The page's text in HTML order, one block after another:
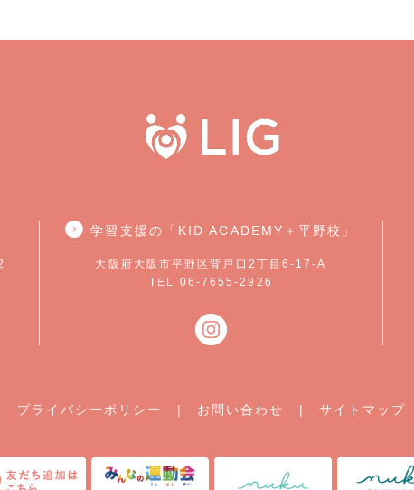
学習支援の「KID ACADEMY＋平野校」
大阪府大阪市平野区背戸口2丁目6-17-A
TEL 06-7655-2926
プライバシーポリシー | お問い合わせ | サイトマップ